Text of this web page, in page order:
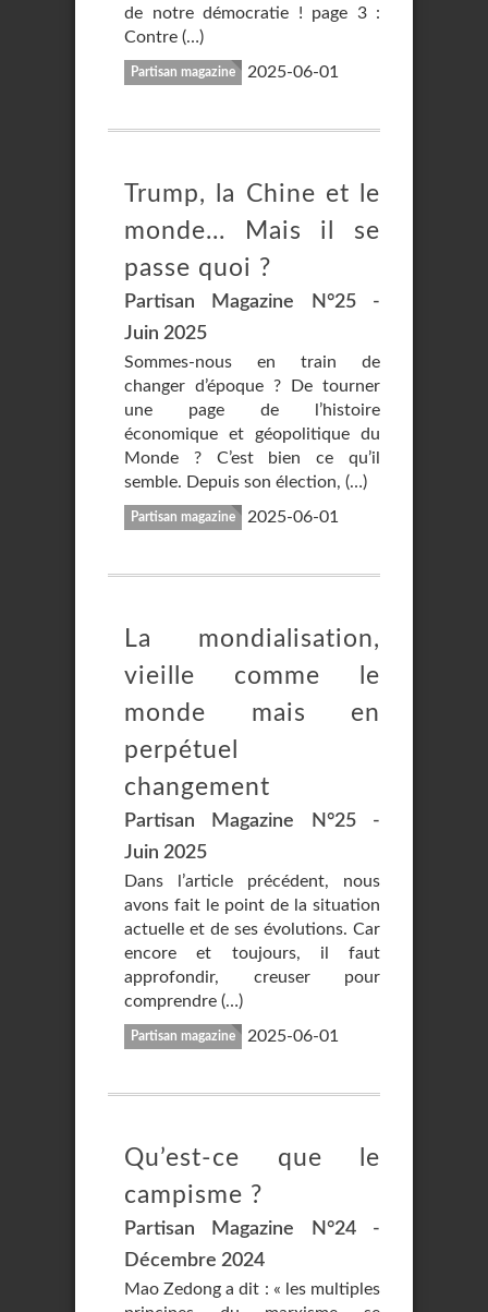
de notre démocratie ! page 3 :
Contre (…)
Partisan magazine 2025-06-01
Trump, la Chine et le
monde... Mais il se
passe quoi ?
Partisan Magazine N°25 -
Juin 2025
Sommes-nous en train de
changer d’époque ? De tourner
une page de l’histoire
économique et géopolitique du
Monde ? C’est bien ce qu’il
semble. Depuis son élection, (…)
Partisan magazine 2025-06-01
La mondialisation,
vieille comme le
monde mais en
perpétuel
changement
Partisan Magazine N°25 -
Juin 2025
Dans l’article précédent, nous
avons fait le point de la situation
actuelle et de ses évolutions. Car
encore et toujours, il faut
approfondir, creuser pour
comprendre (…)
Partisan magazine 2025-06-01
Qu’est-ce que le
campisme ?
Partisan Magazine N°24 -
Décembre 2024
Mao Zedong a dit : « les multiples